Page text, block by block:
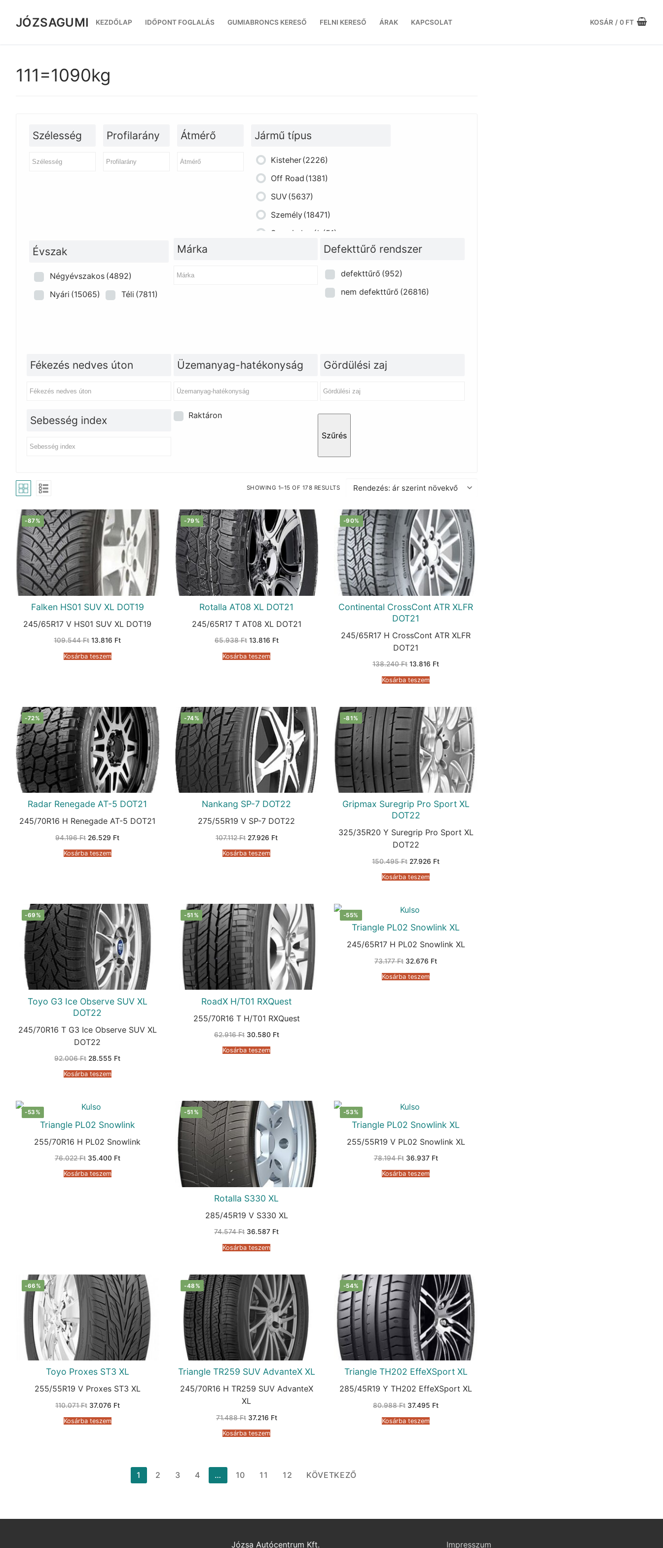
tartalomra
JÓZSAGUMI KEZDŐLAP IDŐPONT FOGLALÁS GUMIABRONCS KERESŐ FELNI KERESŐ ÁRAK KAPCSOLAT KOSÁR / 0 FT
111=1090kg
Szélesség Profilarány Átmérő Jármű típus
Kisteher(2226)
Off Road (1381)
SUV(5637)
Személy(18471)
Szerviz kerék (51)
Évszak
Négyévszakos (4892)
Nyári (15065) Téli (7811)
Márka Defekttűrő rendszer
defekttűrő (952)
nem defekttűrő (26816)
Fékezés nedves úton Üzemanyag-hatékonyság Gördülési zaj
Sebesség index Raktáron
Szűrés
SHOWING 1–15 OF 178 RESULTS
SORTED
LOW
TO
HIGH
-87%
Falken HS01 SUV XL DOT19
245/65R17 V HS01 SUV XL DOT19
109.544Ft Original
was:
109.544 Ft.
13.816 FtCurrent
Kosárba teszem
-79%
Rotalla AT08 XL DOT21
245/65R17 T AT08 XL DOT21
65.938Ft Original
was:
65.938 Ft.
13.816 FtCurrent
Kosárba teszem
-90%
Continental CrossCont ATR XLFR
DOT21
245/65R17 H CrossCont ATR XLFR
DOT21
138.240Ft Original
was:
138.240 Ft.
13.816 FtCurrent
Kosárba teszem
-72%
Radar Renegade AT-5 DOT21
245/70R16 H Renegade AT-5 DOT21
94.196Ft Original
was:
94.196 Ft.
26.529 FtCurrent
Kosárba teszem
-74%
Nankang SP-7 DOT22
275/55R19 V SP-7 DOT22
107.112Ft Original
was:
107.112 Ft.
27.926 FtCurrent
Kosárba teszem
-81%
Gripmax Suregrip Pro Sport XL
DOT22
325/35R20 Y Suregrip Pro Sport XL
DOT22
150.495Ft Original
was:
150.495 Ft.
27.926 FtCurrent
Kosárba teszem
-69%
Toyo G3 Ice Observe SUV XL
DOT22
245/70R16 T G3 Ice Observe SUV XL
DOT22
92.006Ft Original
was:
92.006 Ft.
28.555 FtCurrent
Kosárba teszem
-51%
RoadX H/T01 RXQuest
255/70R16 T H/T01 RXQuest
62.916Ft Original
was:
62.916 Ft.
30.580 FtCurrent
Kosárba teszem
-55%
Triangle PL02 Snowlink XL
245/65R17 H PL02 Snowlink XL
73.177Ft Original
was:
73.177 Ft.
32.676 FtCurrent
Kosárba teszem
-53%
Triangle PL02 Snowlink
255/70R16 H PL02 Snowlink
76.022Ft Original
was:
76.022 Ft.
35.400 FtCurrent
Kosárba teszem
-51%
Rotalla S330 XL
285/45R19 V S330 XL
74.574Ft Original
was:
74.574 Ft.
36.587 FtCurrent
Kosárba teszem
-53%
Triangle PL02 Snowlink XL
255/55R19 V PL02 Snowlink XL
78.194Ft Original
was:
78.194 Ft.
36.937 FtCurrent
Kosárba teszem
-66%
Toyo Proxes ST3 XL
255/55R19 V Proxes ST3 XL
110.071Ft Original
was:
110.071 Ft.
37.076 FtCurrent
Kosárba teszem
-48%
Triangle TR259 SUV AdvanteX XL
245/70R16 H TR259 SUV AdvanteX
XL
71.488Ft Original
was:
71.488 Ft.
37.216 FtCurrent
Kosárba teszem
-54%
Triangle TH202 EffeXSport XL
285/45R19 Y TH202 EffeXSport XL
80.988Ft Original
was:
80.988 Ft.
37.495 FtCurrent
Kosárba teszem
1 2 3 4 … 10 11 12 KÖVETKEZŐ
Józsa Autócentrum Kft. Impresszum